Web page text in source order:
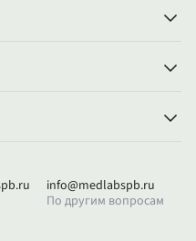
info@medlabspb.ru
По другим вопросам